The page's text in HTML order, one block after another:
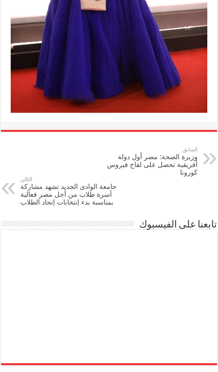
السابق
وزيرة الصحة: مصر أول دولة
أفريقية تحصل على لقاح فيروس
كورونا
التالي
جامعة الوادى الجديد تشهد مشاركة
أسرة طلاب من أجل مصر فعالية
بمناسبة بدء إنتخابات إتحاد الطلاب
تابعنا على الفيسبوك